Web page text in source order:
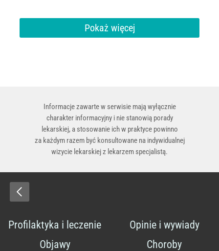
Pokaż więcej
Informacje zawarte w serwisie mają wyłącznie
charakter informacyjny i nie stanowią porady
lekarskiej, a stosowanie ich w praktyce powinno
za każdym razem być konsultowane na indywidualnej
wizycie lekarskiej z lekarzem specjalistą.
Profilaktyka i leczenie
Opinie i wywiady
Objawy
Choroby